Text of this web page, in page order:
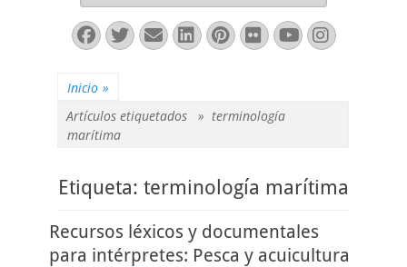
Facebook
Twitter
Correo
electrónico
LinkedIn
Pinterest
FlickrYouTube
Inicio »
Artículos etiquetados » terminología
marítima
Etiqueta: terminología marítima
Recursos léxicos y documentales
para intérpretes: Pesca y acuicultura